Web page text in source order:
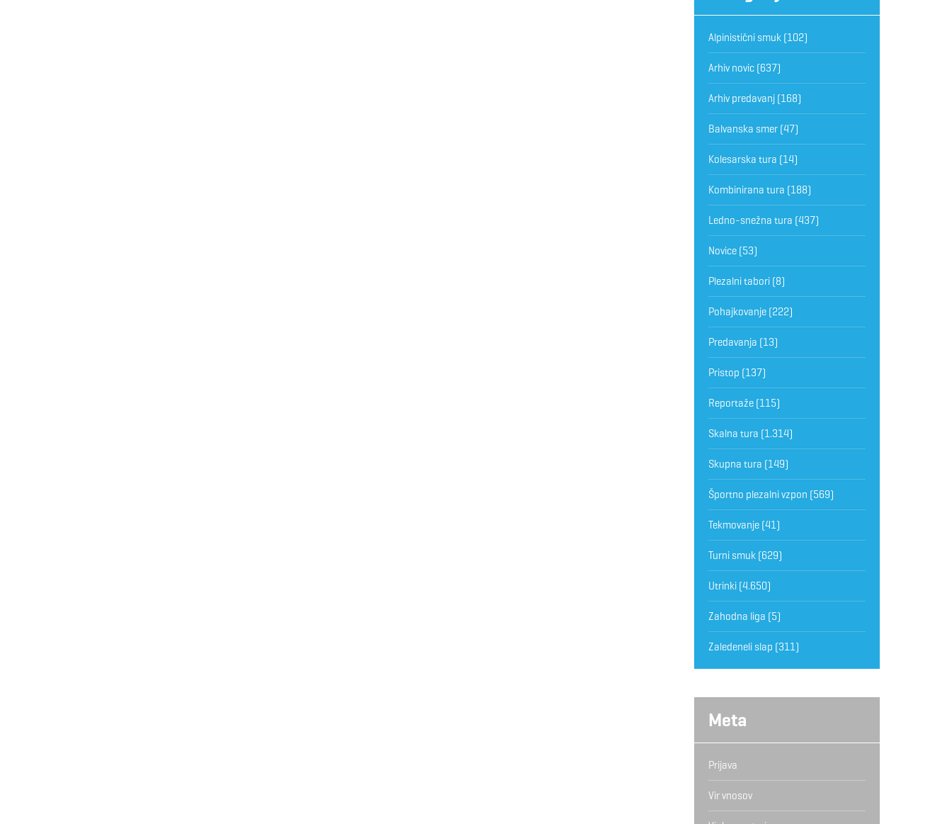
Alpinistični smuk(102)
Arhiv novic(637)
Arhiv predavanj(168)
Balvanska smer(47)
Kolesarska tura (14)
Kombinirana tura (188)
Ledno-snežna tura (437)
Novice(53)
Plezalni tabori(8)
Pohajkovanje(222)
Predavanja (13)
Pristop (137)
Reportaže(115)
Skalna tura (1.314)
Skupna tura (149)
Športno plezalni vzpon (569)
Tekmovanje(41)
Turni smuk(629)
Utrinki(4.650)
Zahodna liga (5)
Zaledeneli slap (311)
Meta
Prijava
Vir vnosov